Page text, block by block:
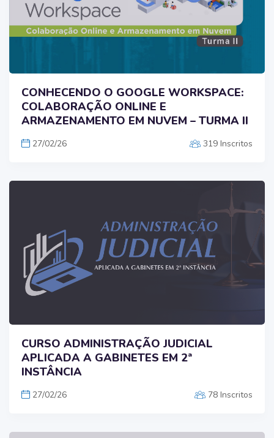
CONHECENDO O GOOGLE WORKSPACE:
COLABORAÇÃO ONLINE E
ARMAZENAMENTO EM NUVEM – TURMA II
27/02/26 319 Inscritos
CURSO ADMINISTRAÇÃO JUDICIAL
APLICADA A GABINETES EM 2ª
INSTÂNCIA
27/02/26 78 Inscritos